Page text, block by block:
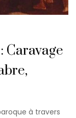
Caravage
à travers